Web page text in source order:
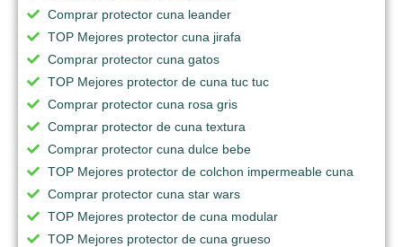
Comprar protector cuna leander
TOP Mejores protector cuna jirafa
Comprar protector cuna gatos
TOP Mejores protector de cuna tuc tuc
Comprar protector cuna rosa gris
Comprar protector de cuna textura
Comprar protector cuna dulce bebe
TOP Mejores protector de colchon impermeable cuna
Comprar protector cuna star wars
TOP Mejores protector de cuna modular
TOP Mejores protector de cuna grueso